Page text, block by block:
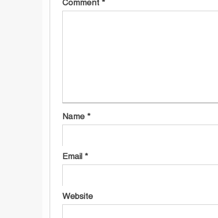
Comment *
Name *
Email *
Website